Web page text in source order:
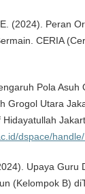
(2024). Peran
CERIA
Pola
Grogol Utara
dspace/
Upaya Guru
(Kelompok B)